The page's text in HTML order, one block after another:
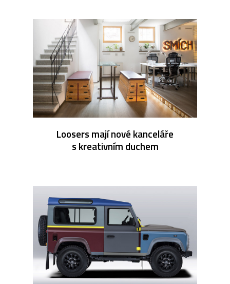
Loosers mají nové kanceláře
s kreativním duchem